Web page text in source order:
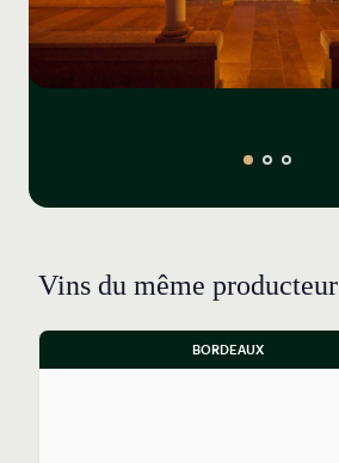
Vins du même producteur
BORDEAUX